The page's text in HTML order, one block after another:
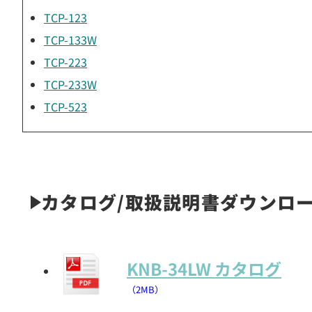
TCP-123
TCP-133W
TCP-223
TCP-233W
TCP-523
カタログ/取扱説明書ダウンロ
KNB-34LW カタログ
（2MB）